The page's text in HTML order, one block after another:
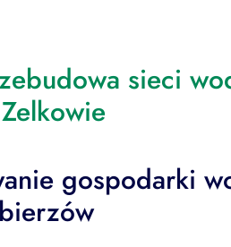
sieci
gospodarki